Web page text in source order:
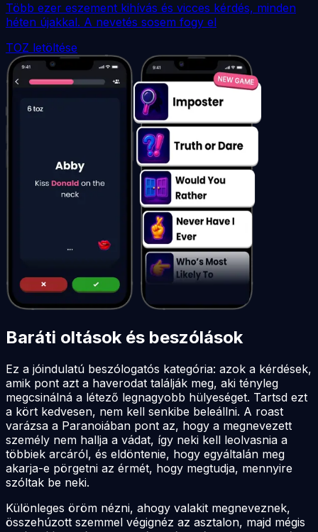
Több ezer eszement kihívás és vicces kérdés, minden
héten újakkal. A nevetés sosem fogy el
TOZ letöltése
Baráti oltások és beszólások
Ez a jóindulatú beszólogatós kategória: azok a kérdések,
amik pont azt a haverodat találják meg, aki tényleg
megcsinálná a létező legnagyobb hülyeséget. Tartsd ezt
a kört kedvesen, nem kell senkibe beleállni. A roast
varázsa a Paranoiában pont az, hogy a megnevezett
személy nem hallja a vádat, így neki kell leolvasnia a
többiek arcáról, és eldöntenie, hogy egyáltalán meg
akarja-e pörgetni az érmét, hogy megtudja, mennyire
szóltak be neki.
Különleges öröm nézni, ahogy valakit megneveznek,
összehúzott szemmel végignéz az asztalon, majd mégis